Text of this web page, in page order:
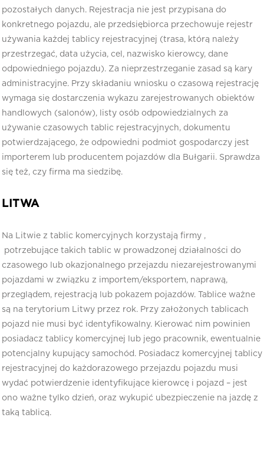
pozostałych danych. Rejestracja nie jest przypisana do
konkretnego pojazdu, ale przedsiębiorca przechowuje rejestr
używania każdej tablicy rejestracyjnej (trasa, którą należy
przestrzegać, data użycia, cel, nazwisko kierowcy, dane
odpowiedniego pojazdu). Za nieprzestrzeganie zasad są kary
administracyjne. Przy składaniu wniosku o czasową rejestrację
wymaga się dostarczenia wykazu zarejestrowanych obiektów
handlowych (salonów), listy osób odpowiedzialnych za
używanie czasowych tablic rejestracyjnych, dokumentu
potwierdzającego, że odpowiedni podmiot gospodarczy jest
importerem lub producentem pojazdów dla Bułgarii. Sprawdza
się też, czy firma ma siedzibę.
LITWA
Na Litwie z tablic komercyjnych korzystają firmy ,
potrzebujące takich tablic w prowadzonej działalności do
czasowego lub okazjonalnego przejazdu niezarejestrowanymi
pojazdami w związku z importem/eksportem, naprawą,
przeglądem, rejestracją lub pokazem pojazdów. Tablice ważne
są na terytorium Litwy przez rok. Przy założonych tablicach
pojazd nie musi być identyfikowalny. Kierować nim powinien
posiadacz tablicy komercyjnej lub jego pracownik, ewentualnie
potencjalny kupujący samochód. Posiadacz komercyjnej tablicy
rejestracyjnej do każdorazowego przejazdu pojazdu musi
wydać potwierdzenie identyfikujące kierowcę i pojazd – jest
ono ważne tylko dzień, oraz wykupić ubezpieczenie na jazdę z
taką tablicą.